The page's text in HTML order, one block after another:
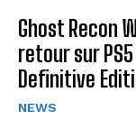
Ghost Recon
retour sur
Definitive
NEWS